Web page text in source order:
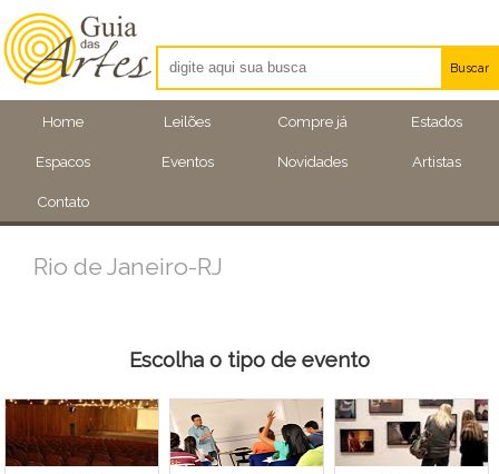
Home Leilões Compre já Estados
Espacos Eventos Novidades Artistas
Contato
Buscar
Artistas
Eventos
Rio de Janeiro-RJ
Escolha o tipo de evento